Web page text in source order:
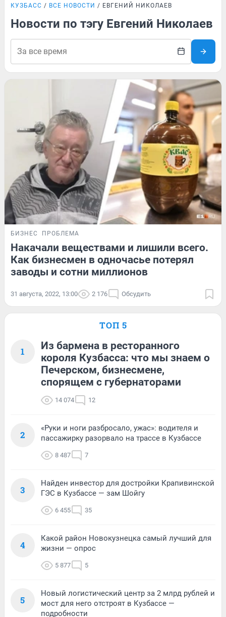
КУЗБАСС ВСЕ НОВОСТИ ЕВГЕНИЙ НИКОЛАЕВ
Новости по тэгу Евгений Николаев
БИЗНЕС ПРОБЛЕМА
Накачали веществами и лишили всего.
Как бизнесмен в одночасье потерял
заводы и сотни миллионов
31 августа, 2022, 13:00 2 176 Обсудить
ТОП 5
1
Из бармена в ресторанного
короля Кузбасса: что мы знаем о
Печерском, бизнесмене,
спорящем с губернаторами
14 074 12
2
«Руки и ноги разбросало, ужас»: водителя и
пассажирку разорвало на трассе в Кузбассе
8 487 7
3
Найден инвестор для достройки Крапивинской
ГЭС в Кузбассе — зам Шойгу
6 455 35
4
Какой район Новокузнецка самый лучший для
жизни — опрос
5 877 5
5
Новый логистический центр за 2 млрд рублей и
мост для него отстроят в Кузбассе —
подробности